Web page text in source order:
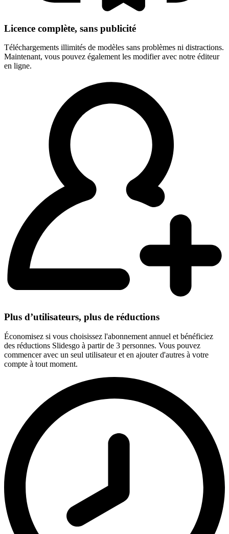
Licence complète, sans publicité
Téléchargements illimités de modèles sans problèmes ni distractions.
Maintenant, vous pouvez également les modifier avec notre éditeur
en ligne.
Plus d’utilisateurs, plus de réductions
Économisez si vous choisissez l'abonnement annuel et bénéficiez
des réductions Slidesgo à partir de 3 personnes. Vous pouvez
commencer avec un seul utilisateur et en ajouter d'autres à votre
compte à tout moment.